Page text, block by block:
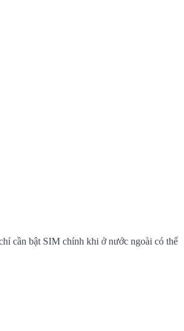
cần bật SIM chính khi ở nước ngoài có thể